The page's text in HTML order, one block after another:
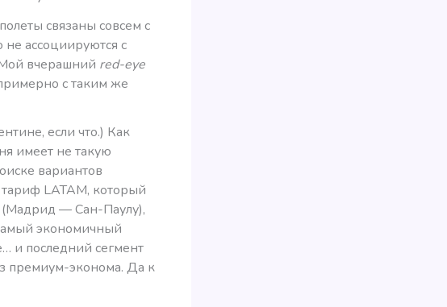
связаны совсем с
ассоциируются с
вчерашний red-eye
с таким же
если что.) Как
имеет не такую
вариантов
LATAM, который
(Мадрид — Сан-Паулу),
экономичный
и последний сегмент
премиум-эконома. Да к